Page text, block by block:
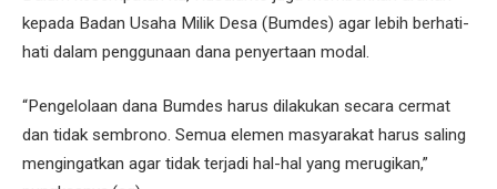
kepada Badan Usaha Milik Desa (Bumdes) agar lebih berhati-
hati dalam penggunaan dana penyertaan modal.
“Pengelolaan dana Bumdes harus dilakukan secara cermat
dan tidak sembrono. Semua elemen masyarakat harus saling
mengingatkan agar tidak terjadi hal-hal yang merugikan,”